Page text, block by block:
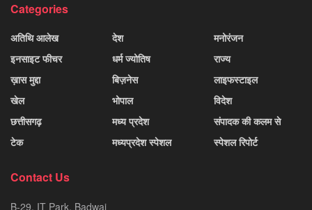
Categories
अतिथि आलेख
इनसाइट फीचर
ख़ास मुद्दा
खेल
छत्तीसगढ़
टेक
देश
धर्म ज्योतिष
बिज़नेस
भोपाल
मध्य प्रदेश
मध्यप्रदेश स्पेशल
मनोरंजन
राज्य
लाइफस्टाइल
विदेश
संपादक की कलम से
स्पेशल रिपोर्ट
Contact Us
B-29, IT Park, Badwai